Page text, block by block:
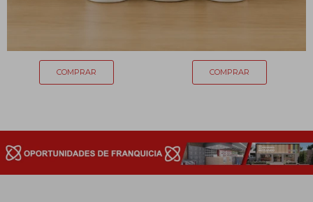
Tapaboca triple plisado x
Jabón tocador Leche y